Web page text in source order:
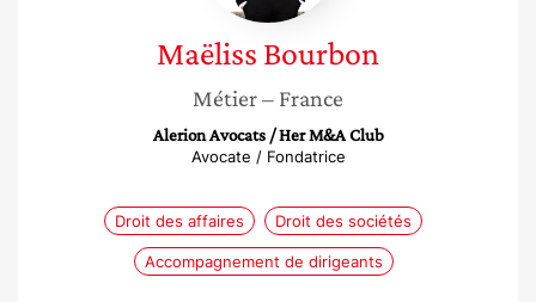
Maëliss Bourbon
Métier– France
Alerion Avocats / Her M&A Club
Avocate / Fondatrice
Droit des affaires Droit des sociétés
Accompagnement de dirigeants